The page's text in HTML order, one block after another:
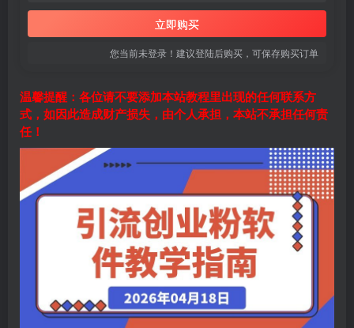
立即购买
您当前未登录！建议登陆后购买，可保存购买订单
温馨提醒：各位请不要添加本站教程里出现的任何联系方
式，如因此造成财产损失，由个人承担，本站不承担任何责
任！